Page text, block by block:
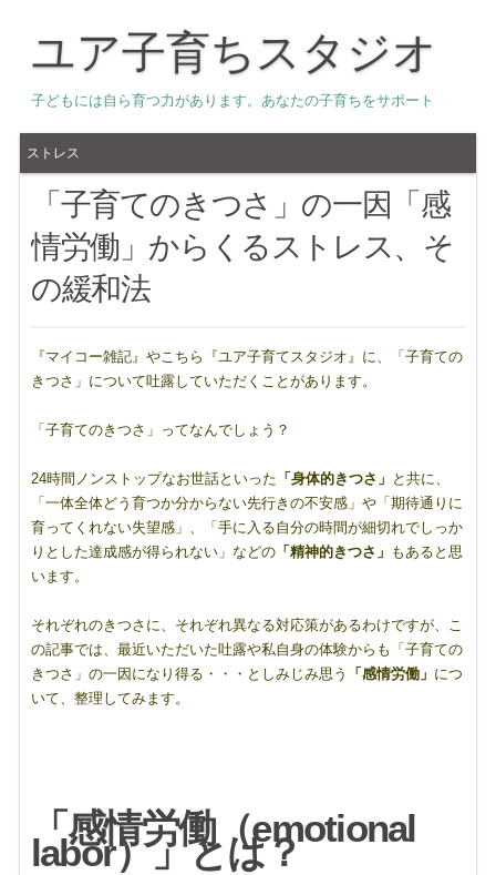
ユア子育ちスタジオ
子どもには自ら育つ力があります。あなたの子育ちをサポート
ストレス
「子育てのきつさ」の一因「感
情労働」からくるストレス、そ
の緩和法
『マイコー雑記』やこちら『ユア子育てスタジオ』に、「子育ての
きつさ」について吐露していただくことがあります。
「子育てのきつさ」ってなんでしょう？
24時間ノンストップなお世話といった 「身体的きつさ」 と共に、
「一体全体どう育つか分からない先行きの不安感」や「期待通りに
育ってくれない失望感」、「手に入る自分の時間が細切れでしっか
りとした達成感が得られない」などの「精神的きつさ」 もあると思
います。
それぞれのきつさに、それぞれ異なる対応策があるわけですが、こ
の記事では、最近いただいた吐露や私自身の体験からも「子育ての
きつさ」の一因になり得る・・・としみじみ思う
「感情労働」 につ
いて、整理してみます。
「感情労働（emotional
labor）」とは？